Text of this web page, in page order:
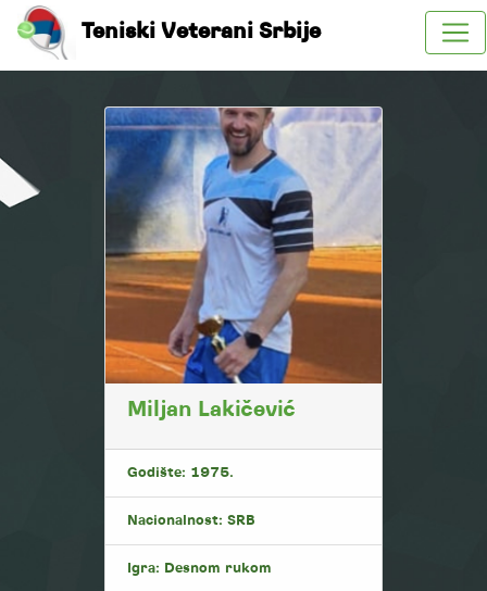
Teniski Veterani Srbije
Miljan Lakičević
Godište: 1975.
Nacionalnost: SRB
Igra: Desnom rukom